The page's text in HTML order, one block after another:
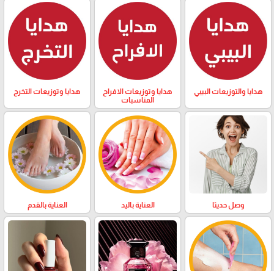
هدايا والتوزيعات البيبي
هدايا وتوزيعات الافراح
المناسبات
هدايا وتوزيعات التخرج
وصل حديثا العناية باليد العناية بالقدم